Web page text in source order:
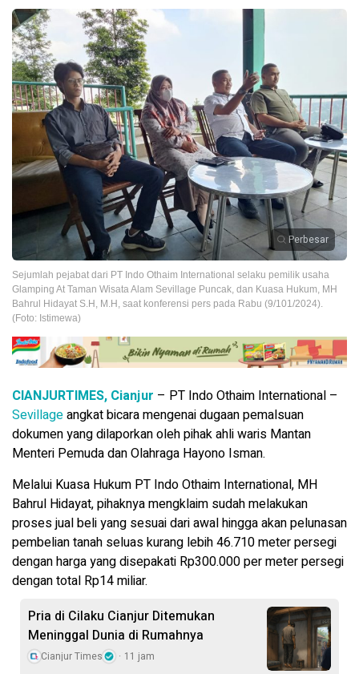
Perbesar
Sejumlah pejabat dari PT Indo Othaim International selaku pemilik usaha
Glamping At Taman Wisata Alam Sevillage Puncak, dan Kuasa Hukum, MH
Bahrul Hidayat S.H, M.H, saat konferensi pers pada Rabu (9/101/2024).
(Foto: Istimewa)
CIANJURTIMES, Cianjur – PT Indo Othaim International –
Sevillageangkat bicara mengenai dugaan pemalsuan
dokumen yang dilaporkan oleh pihak ahli waris Mantan
Menteri Pemuda dan Olahraga Hayono Isman.
Melalui Kuasa Hukum PT Indo Othaim International, MH
Bahrul Hidayat, pihaknya mengklaim sudah melakukan
proses jual beli yang sesuai dari awal hingga akan pelunasan
pembelian tanah seluas kurang lebih 46.710 meter persegi
dengan harga yang disepakati Rp300.000 per meter persegi
dengan total Rp14 miliar.
Pria di Cilaku Cianjur Ditemukan
Meninggal Dunia di Rumahnya
Cianjur Times 11 jam